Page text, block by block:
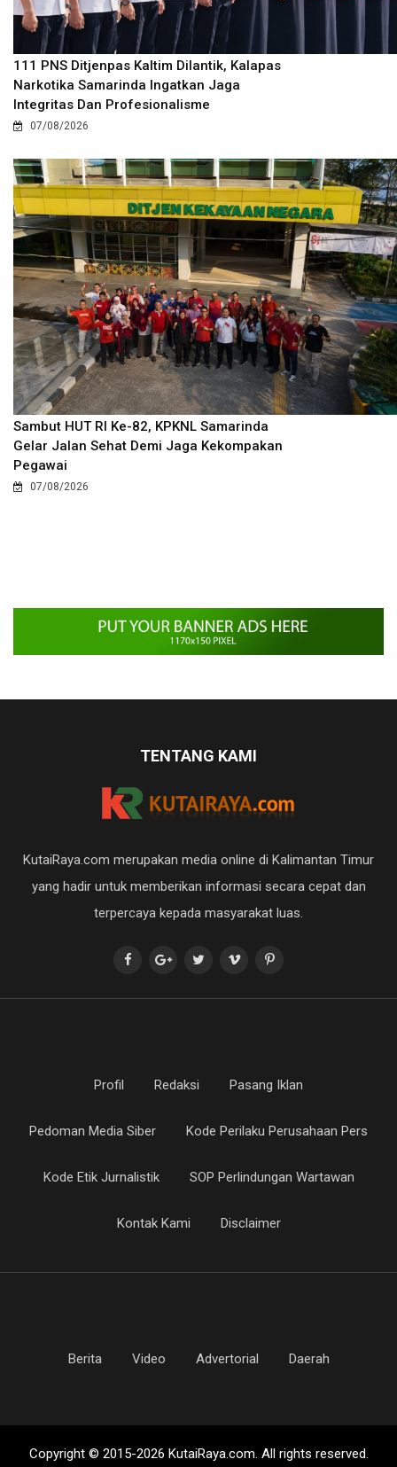
111 PNS Ditjenpas Kaltim Dilantik, Kalapas
Narkotika Samarinda Ingatkan Jaga
Integritas Dan Profesionalisme
07/08/2026
Sambut HUT RI Ke-82, KPKNL Samarinda
Gelar Jalan Sehat Demi Jaga Kekompakan
Pegawai
07/08/2026
TENTANG KAMI
KutaiRaya.com merupakan media online di Kalimantan Timur
yang hadir untuk memberikan informasi secara cepat dan
terpercaya kepada masyarakat luas.
Profil Redaksi Pasang Iklan
Pedoman Media Siber Kode Perilaku Perusahaan Pers
Kode Etik Jurnalistik SOP Perlindungan Wartawan
Kontak Kami Disclaimer
Berita Video Advertorial Daerah
Copyright © 2015-2026 KutaiRaya.com. All rights reserved.